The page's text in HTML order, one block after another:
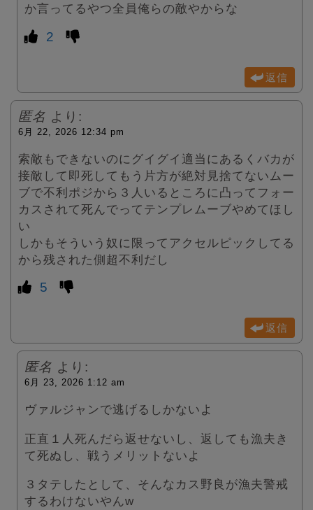
か言ってるやつ全員俺らの敵やからな
2
返信
匿名 より:
6月 22, 2026 12:34 pm
索敵もできないのにグイグイ適当にあるくバカが
接敵して即死してもう片方が絶対見捨てないムー
ブで不利ポジから３人いるところに凸ってフォー
カスされて死んでってテンプレムーブやめてほし
い
しかもそういう奴に限ってアクセルピックしてる
から残された側超不利だし
5
返信
匿名 より:
6月 23, 2026 1:12 am
ヴァルジャンで逃げるしかないよ
正直１人死んだら返せないし、返しても漁夫き
て死ぬし、戦うメリットないよ
３タテしたとして、そんなカス野良が漁夫警戒
するわけないやんw